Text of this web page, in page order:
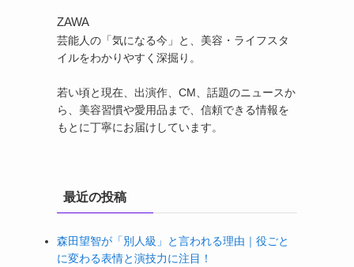
ZAWA
芸能人の「気になる今」と、美容・ライフスタ
イルをわかりやすく深掘り。
若い頃と現在、出演作、CM、話題のニュースか
ら、美容習慣や愛用品まで、信頼できる情報を
もとに丁寧にお届けしています。
最近の投稿
森田望智が「別人級」と言われる理由｜役ごと
に変わる表情と演技力に注目！